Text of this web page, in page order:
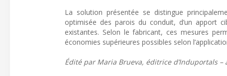
La solution présentée se distingue
optimisée des parois du conduit, d’un apport
existantes. Selon le fabricant, ces mesures
économies supérieures possibles selon
Édité par Maria Brueva, éditrice d’Induportals –